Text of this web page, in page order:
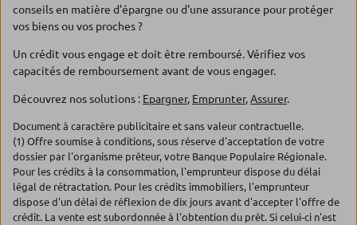
conseils en matière d'épargne ou d'une assurance pour protéger
vos biens ou vos proches ?
Un crédit vous engage et doit être remboursé. Vérifiez vos
capacités de remboursement avant de vous engager.
Découvrez nos solutions : Epargner, Emprunter,Assurer.
Document à caractère publicitaire et sans valeur contractuelle.
(1) Offre soumise à conditions, sous réserve d'acceptation de votre
dossier par l'organisme prêteur, votre Banque Populaire Régionale.
Pour les crédits à la consommation, l'emprunteur dispose du délai
légal de rétractation. Pour les crédits immobiliers, l'emprunteur
dispose d'un délai de réflexion de dix jours avant d'accepter l'offre de
crédit. La vente est subordonnée à l'obtention du prêt. Si celui-ci n'est